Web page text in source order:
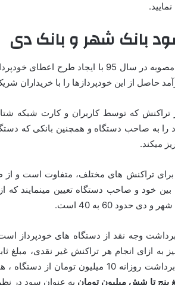
بانک شهر و بانک دی
همانطوذ که گفته شد؛ طبق قانون مصوبه در سال 95 با
حاصل از این خودپردازها را با خریداران
تراکنش که توسط کاربران و کارت شبکه
به صاحب دستگاه و همچنین بانکی که
میکند.
برای تراکنش های مختلف، متفاوت است و از
خود و صاحب دستگاه تعیین مینمایند که
حدود 60 به 40 است.
به ازای انجام هر تراکنش غیر نقدی، مبلغ
نظر گرفته شده است. با احتساب برداشت روزانه 10
پنج تا شش میلیون تومان به عنوان سود در